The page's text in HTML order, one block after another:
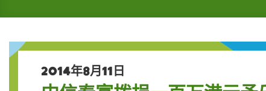
2014年8月11日